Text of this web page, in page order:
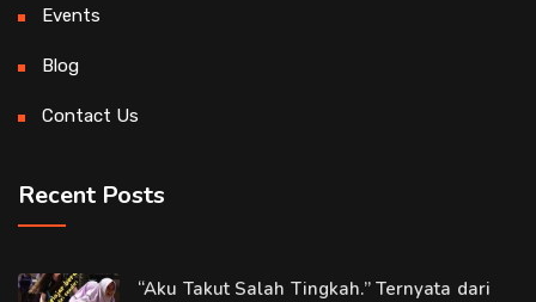
Events
Blog
Contact Us
Recent Posts
“Aku Takut Salah Tingkah.” Ternyata dari